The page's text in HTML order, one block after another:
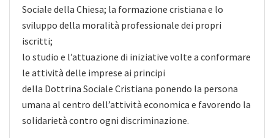
Sociale della Chiesa; la formazione cristiana e lo
sviluppo della moralità professionale dei propri
iscritti;
lo studio e l’attuazione di iniziative volte a conformare
le attività delle imprese ai principi
della Dottrina Sociale Cristiana ponendo la persona
umana al centro dell’attività economica e favorendo la
solidarietà contro ogni discriminazione.